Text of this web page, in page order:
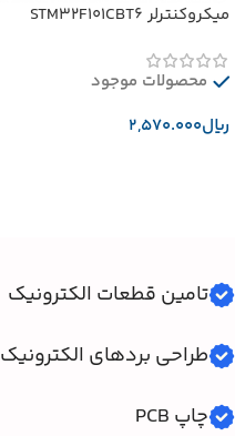
میکروکنترلر STM32F101CBT6
محصولات موجود
﷼
تامین قطعات الکترونیک
طراحی بردهای الکترونیک
چاپ PCB